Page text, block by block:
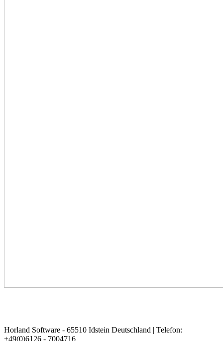
Horland Software - 65510 Idstein Deutschland | Telefon:
+49(0)6126 - 7004716